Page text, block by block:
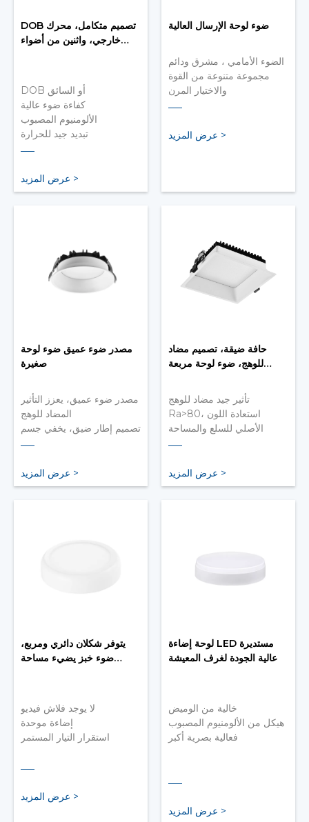
DOB تصميم متكامل، محرك
خارجي، واثنين من أضواء
DOB أو السائق
كفاءة ضوء عالية
الألومنيوم المصبوب
تبديد جيد للحرارة
عرض المزيد >
ضوء لوحة الإرسال العالية
الضوء الأمامي ، مشرق ودائم
مجموعة متنوعة من القوة
والاختيار المرن
أبيض بسيط ، كل شيء يسير
عرض المزيد >
مصدر ضوء عميق ضوء لوحة
صغيرة
مصدر ضوء عميق، يعزز التأثير
المضاد للوهج
تصميم إطار ضيق، يخفي جسم
المصباح بشكل مثالي
المصباح مصنوع من ألومنيوم
سيكو لتبديد الحرارة بكفاءة
عرض المزيد >
حافة ضيقة، تصميم مضاد
للوهج، ضوء لوحة مربعة
تأثير جيد مضاد للوهج
Ra>80، استعادة اللون
الأصلي للسلع والمساحة
تركيب مدمج، تصميم جانبي
المصباح
عرض المزيد >
يتوفر شكلان دائري ومربع،
ضوء خبز يضيء مساحة
لا يوجد فلاش فيديو
إضاءة موحدة
استقرار التيار المستمر
عرض المزيد >
لوحة إضاءة LED مستديرة
عالية الجودة لغرف المعيشة
خالية من الوميض
هيكل من الألومنيوم المصبوب
فعالية بصرية أكبر
عرض المزيد >